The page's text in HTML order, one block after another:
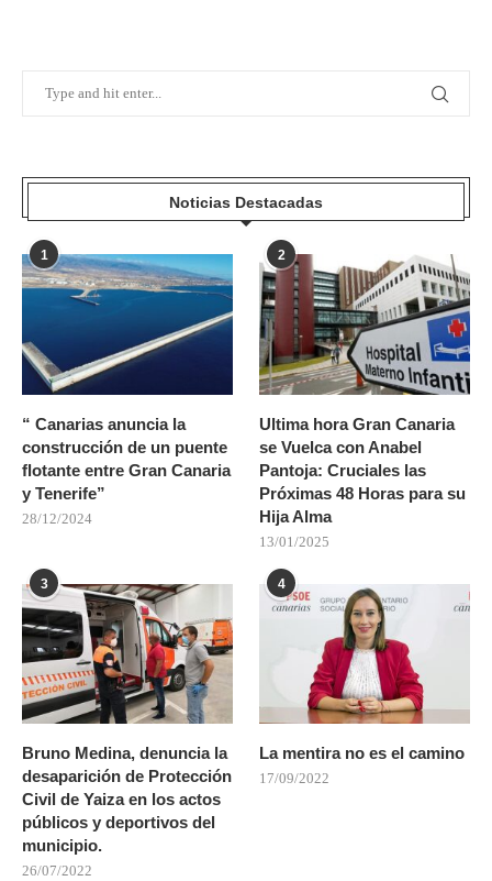
Noticias Destacadas
1
“ Canarias anuncia la
construcción de un puente
flotante entre Gran Canaria
y Tenerife”
28/12/2024
2
Ultima hora Gran Canaria
se Vuelca con Anabel
Pantoja: Cruciales las
Próximas 48 Horas para su
Hija Alma
13/01/2025
3
Bruno Medina, denuncia la
desaparición de Protección
Civil de Yaiza en los actos
públicos y deportivos del
municipio.
26/07/2022
4
La mentira no es el camino
17/09/2022